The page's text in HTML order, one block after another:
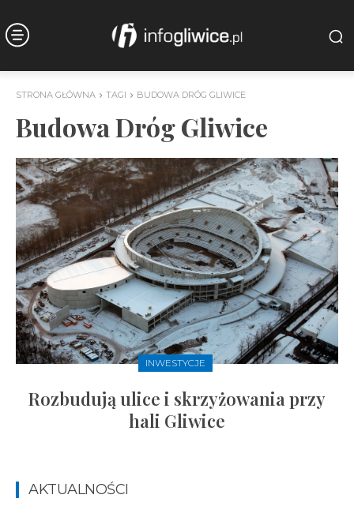
STRONA GŁÓWNA TAGI BUDOWA DRÓG GLIWICE
Budowa Dróg Gliwice
INWESTYCJE
Rozbudują ulice i skrzyżowania przy
hali Gliwice
AKTUALNOŚCI